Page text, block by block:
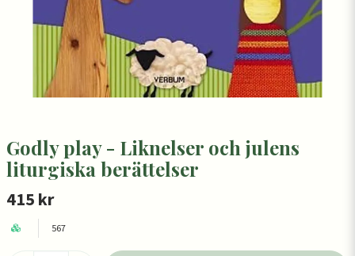
Godly play - Liknelser och julens
liturgiska berättelser
415 kr
567